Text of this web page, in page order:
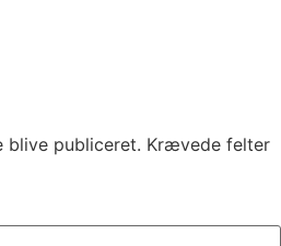
blive publiceret. Krævede felter